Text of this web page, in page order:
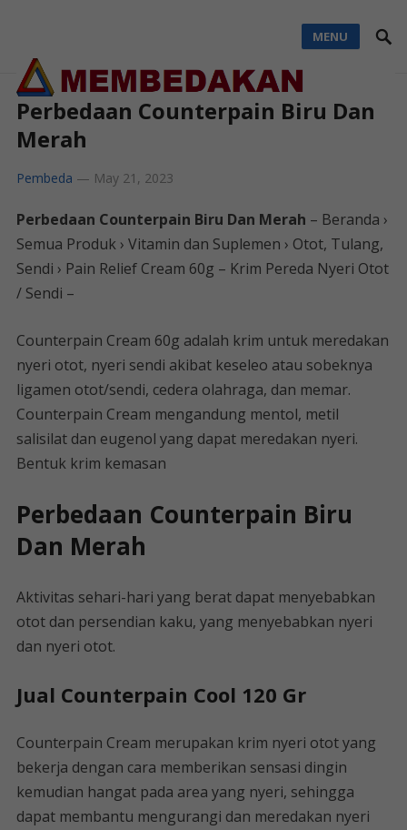
MENU
Perbedaan Counterpain Biru Dan
Merah
Pembeda — May 21, 2023
Perbedaan Counterpain Biru Dan Merah – Beranda ›
Semua Produk › Vitamin dan Suplemen › Otot, Tulang,
Sendi › Pain Relief Cream 60g – Krim Pereda Nyeri Otot
/ Sendi –
Counterpain Cream 60g adalah krim untuk meredakan
nyeri otot, nyeri sendi akibat keseleo atau sobeknya
ligamen otot/sendi, cedera olahraga, dan memar.
Counterpain Cream mengandung mentol, metil
salisilat dan eugenol yang dapat meredakan nyeri.
Bentuk krim kemasan
Perbedaan Counterpain Biru
Dan Merah
Aktivitas sehari-hari yang berat dapat menyebabkan
otot dan persendian kaku, yang menyebabkan nyeri
dan nyeri otot.
Jual Counterpain Cool 120 Gr
Counterpain Cream merupakan krim nyeri otot yang
bekerja dengan cara memberikan sensasi dingin
kemudian hangat pada area yang nyeri, sehingga
dapat membantu mengurangi dan meredakan nyeri